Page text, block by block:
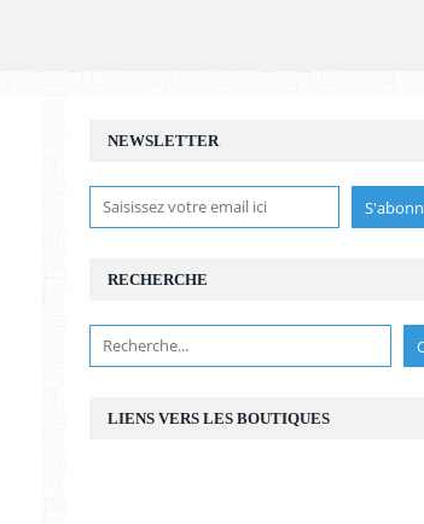
NEWSLETTER
RECHERCHE
LIENS VERS LES BOUTIQUES